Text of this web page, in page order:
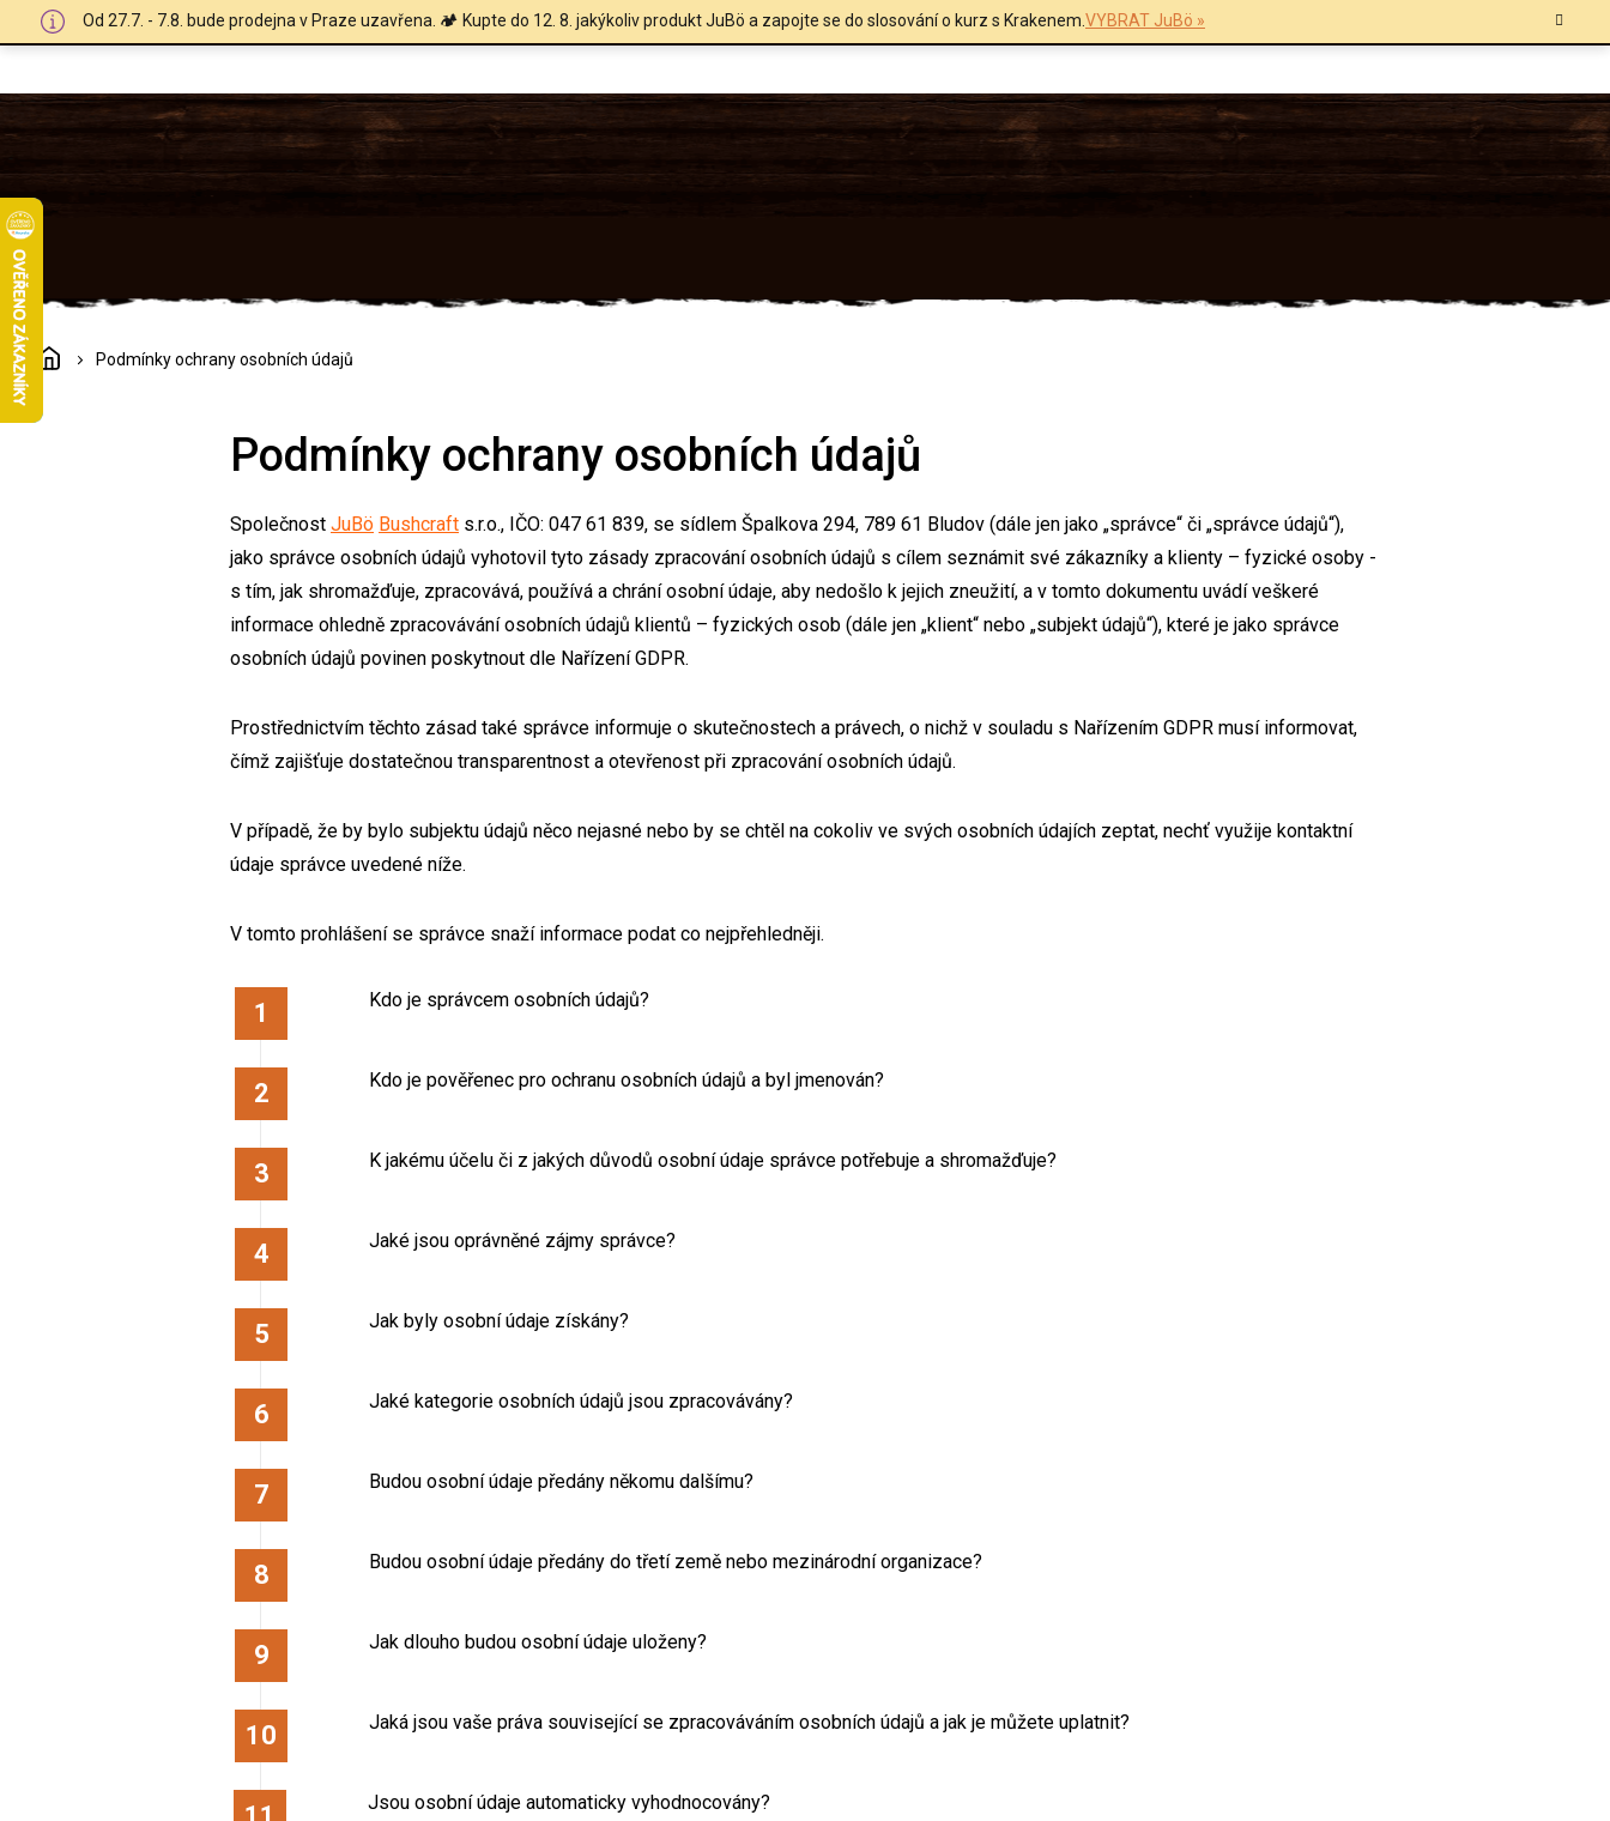
Od 27.7. - 7.8. bude prodejna v Praze uzavřena. 🏕️ Kupte do 12. 8. jakýkoliv produkt JuBö a zapojte se do slosování o kurz s Krakenem.VYBRAT JuBö »
DomůPodmínky ochrany osobních údajů
Podmínky ochrany osobních údajů
Společnost JuBö Bushcraft s.r.o., IČO: 047 61 839, se sídlem Špalkova 294, 789 61 Bludov (dále jen jako „správce“ či „správce údajů“),
jako správce osobních údajů vyhotovil tyto zásady zpracování osobních údajů s cílem seznámit své zákazníky a klienty – fyzické osoby -
s tím, jak shromažďuje, zpracovává, používá a chrání osobní údaje, aby nedošlo k jejich zneužití, a v tomto dokumentu uvádí veškeré
informace ohledně zpracovávání osobních údajů klientů – fyzických osob (dále jen „klient“ nebo „subjekt údajů“), které je jako správce
osobních údajů povinen poskytnout dle Nařízení GDPR.
Prostřednictvím těchto zásad také správce informuje o skutečnostech a právech, o nichž v souladu s Nařízením GDPR musí informovat,
čímž zajišťuje dostatečnou transparentnost a otevřenost při zpracování osobních údajů.
V případě, že by bylo subjektu údajů něco nejasné nebo by se chtěl na cokoliv ve svých osobních údajích zeptat, nechť využije kontaktní
údaje správce uvedené níže.
V tomto prohlášení se správce snaží informace podat co nejpřehledněji.
Kdo je správcem osobních údajů?
Kdo je pověřenec pro ochranu osobních údajů a byl jmenován?
K jakému účelu či z jakých důvodů osobní údaje správce potřebuje a shromažďuje?
Jaké jsou oprávněné zájmy správce?
Jak byly osobní údaje získány?
Jaké kategorie osobních údajů jsou zpracovávány?
Budou osobní údaje předány někomu dalšímu?
Budou osobní údaje předány do třetí země nebo mezinárodní organizace?
Jak dlouho budou osobní údaje uloženy?
Jaká jsou vaše práva související se zpracováváním osobních údajů a jak je můžete uplatnit?
Jsou osobní údaje automaticky vyhodnocovány?